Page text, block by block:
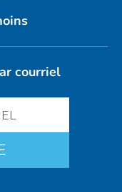
courriel